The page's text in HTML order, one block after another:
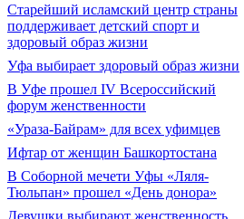
Старейший исламский центр страны
поддерживает детский спорт и
здоровый образ жизни
Уфа выбирает здоровый образ жизни
В Уфе прошел IV Всероссийский
форум женственности
«Ураза-Байрам» для всех уфимцев
Ифтар от женщин Башкортостана
В Соборной мечети Уфы «Ляля-
Тюльпан» прошел «День донора»
Девушки выбирают женственность